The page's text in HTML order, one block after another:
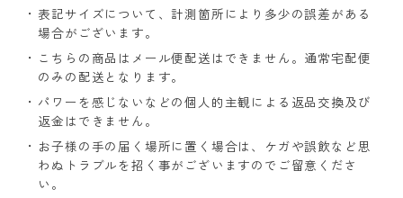
表記サイズについて、計測箇所により多少の誤差がある
場合がございます。
こちらの商品はメール便配送はできません。通常宅配便
のみの配送となります。
パワーを感じないなどの個人的主観による返品交換及び
返金はできません。
お子様の手の届く場所に置く場合は、ケガや誤飲など思
わぬトラブルを招く事がございますのでご留意くださ
い。